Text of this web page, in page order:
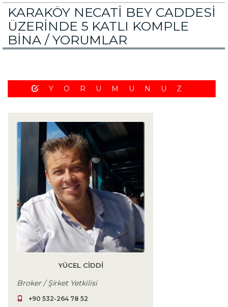
KARAKÖY NECATİ BEY CADDESİ
ÜZERİNDE 5 KATLI KOMPLE
BİNA / YORUMLAR
YORUMUNUZ
YÜCEL CIDDI
Broker / Şirket Yetkilisi
+90 532-264 78 52